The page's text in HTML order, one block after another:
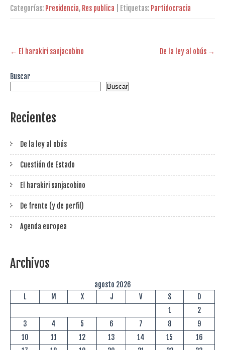
Categorías: Presidencia, Res publica | Etiquetas: Partidocracia
Post
← El harakiri sanjacobino De la ley al obús →
Buscar
Buscar
Recientes
De la ley al obús
Cuestión de Estado
El harakiri sanjacobino
De frente (y de perfil)
Agenda europea
Archivos
agosto 2026
L
M X J V S
D
1
2
3
4 5 6 7 8
9
10
11 12 13 14 15
16